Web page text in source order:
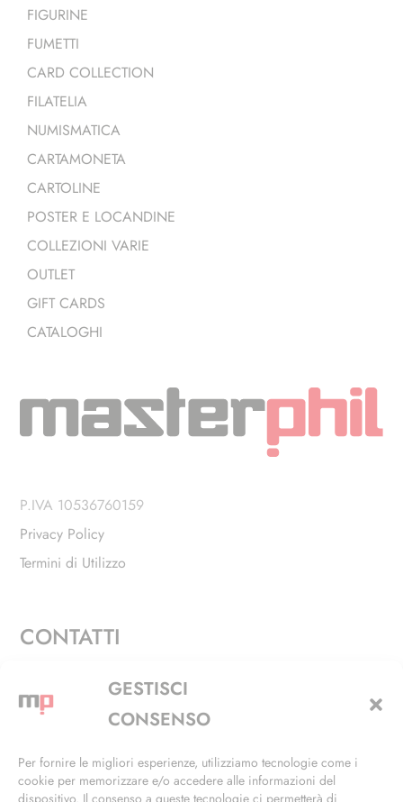
GESTISCI
CONSENSO
Per fornire le migliori esperienze, utilizziamo tecnologie come i
cookie per memorizzare e/o accedere alle informazioni del
dispositivo. Il consenso a queste tecnologie ci permetterà di
FIGURINE
FUMETTI
CARD COLLECTION
FILATELIA
NUMISMATICA
CARTAMONETA
CARTOLINE
POSTER E LOCANDINE
COLLEZIONI VARIE
OUTLET
GIFT CARDS
CATALOGHI
P.IVA 10536760159
Privacy Policy
Termini di Utilizzo
CONTATTI
Via Alfieri, 27 - Trezzano Sul Naviglio (MI)
+39 02 4846 3155
info@masterphil.it